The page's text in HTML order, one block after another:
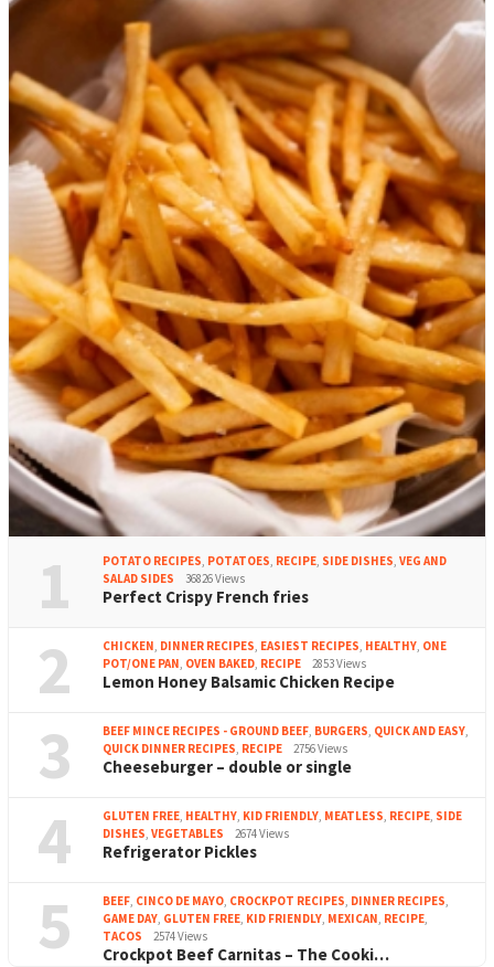
1 POTATO RECIPES POTATOES RECIPE SIDE DISHES VEG AND
SALAD SIDES
36826 Views
Perfect Crispy French fries
2 CHICKEN DINNER RECIPES EASIEST RECIPES HEALTHY ONE
POT/ONE PAN OVEN BAKED RECIPE 2853 Views
Lemon Honey Balsamic Chicken Recipe
3 BEEF MINCE RECIPES - GROUND BEEF BURGERS QUICK AND EASY
QUICK DINNER RECIPES RECIPE 2756 Views
Cheeseburger – double or single
4 GLUTEN FREE HEALTHY KID FRIENDLY MEATLESS RECIPE SIDE
DISHES VEGETABLES 2674 Views
Refrigerator Pickles
5 BEEF CINCO DE MAYO CROCKPOT RECIPES DINNER RECIPES
GAME DAY GLUTEN FREE KID FRIENDLY MEXICAN RECIPE
TACOS
2574 Views
Crockpot Beef Carnitas – The Cooki…